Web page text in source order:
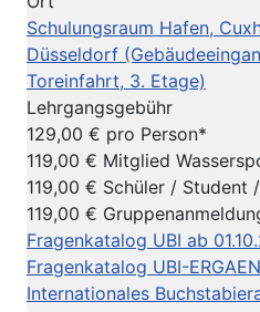
Schulungsraum Hafen,
Düsseldorf
Toreinfahrt, 3. Etage)
Lehrgangsgebühr
129,00 € pro Person*
119,00 € Mitglied
119,00 € Schüler / Student
119,00 €
Fragenkatalog UBI ab
Fragenkatalog UBI-
Internationales